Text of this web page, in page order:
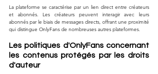
La plateforme se caractérise par un lien direct entre créateurs
et abonnés. Les créateurs peuvent interagir avec leurs
abonnés par le biais de messages directs, offrant une proximité
qui distingue OnlyFans de nombreuses autres plateformes.
Les politiques d'OnlyFans concernant
les contenus protégés par les droits
d'auteur